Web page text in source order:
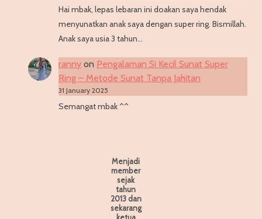
Hai mbak, lepas lebaran ini doakan saya hendak
menyunatkan anak saya dengan super ring. Bismillah.
Anak saya usia 3 tahun…
ranny on Pengalaman Si Kecil Sunat Super
Ring – Metode Sunat Tanpa Jahitan
31 January 2025
Semangat mbak ^^
Menjadi
member
sejak
tahun
2013 dan
sekarang
ketua